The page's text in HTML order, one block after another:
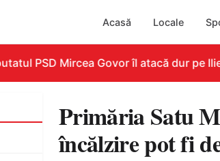
Acasă Locale
PSD Mircea Govor îl atacă dur pe
Primăria Satu
încălzire pot fi